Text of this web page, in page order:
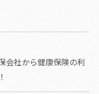
会社から健康保険の利